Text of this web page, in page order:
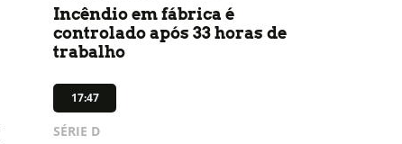
Incêndio em fábrica é
controlado após 33 horas de
trabalho
17:47
SÉRIE D